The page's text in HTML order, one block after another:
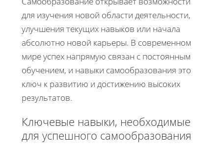
для изучения новой области деятельности,
улучшения текущих навыков или начала
абсолютно новой карьеры. В современном
мире успех напрямую связан с постоянным
обучением, и навыки самообразования это
ключ к развитию и достижению высоких
результатов.
Ключевые навыки, необходимые
для успешного самообразования